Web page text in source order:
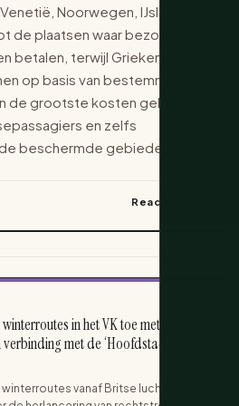
Noorwegen, IJsland en
de plaatsen waar bezoekers
betalen, terwijl Griekenland en
op basis van bestemming en
de grootste kosten geldt voor
en zelfs
beschermde gebieden.
Read story →
in het VK toe met
met de ‘Hoofdstad van
vanaf Britse luchthavens